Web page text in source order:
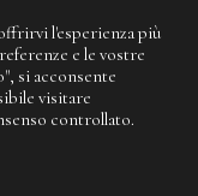
DI
l'esperienza più
e le vostre
si acconsente
visitare
controllato.